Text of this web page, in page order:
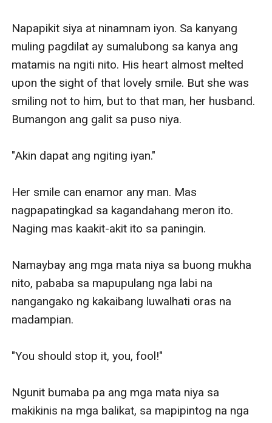
Napapikit siya at ninamnam iyon. Sa kanyang
muling pagdilat ay sumalubong sa kanya ang
matamis na ngiti nito. His heart almost melted
upon the sight of that lovely smile. But she was
smiling not to him, but to that man, her husband.
Bumangon ang galit sa puso niya.
"Akin dapat ang ngiting iyan."
Her smile can enamor any man. Mas
nagpapatingkad sa kagandahang meron ito.
Naging mas kaakit-akit ito sa paningin.
Namaybay ang mga mata niya sa buong mukha
nito, pababa sa mapupulang nga labi na
nangangako ng kakaibang luwalhati oras na
madampian.
"You should stop it, you, fool!"
Ngunit bumaba pa ang mga mata niya sa
makikinis na mga balikat, sa mapipintog na nga